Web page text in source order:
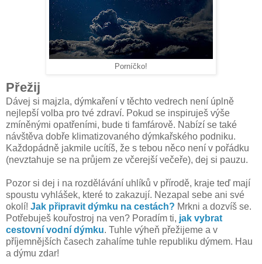
Porníčko!
Přežij
Dávej si majzla, dýmkaření v těchto vedrech není úplně
nejlepší volba pro tvé zdraví. Pokud se inspiruješ výše
zmíněnými opatřeními, bude ti famfárově. Nabízí se také
návštěva dobře klimatizovaného dýmkařského podniku.
Každopádně jakmile ucítíš, že s tebou něco není v pořádku
(nevztahuje se na průjem ze včerejší večeře), dej si pauzu.
Pozor si dej i na rozdělávání uhlíků v přírodě, kraje teď mají
spoustu vyhlášek, které to zakazují. Nezapal sebe ani své
okolí! Jak připravit dýmku na cestách? Mrkni a dozvíš se.
Potřebuješ kouřostroj na ven? Poradím ti, jak vybrat
cestovní vodní dýmku. Tuhle výheň přežijeme a v
příjemnějších časech zahalíme tuhle republiku dýmem. Hau
a dýmu zdar!